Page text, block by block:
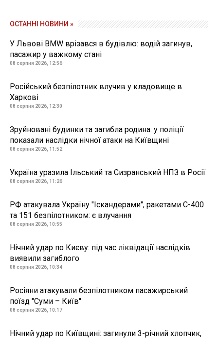
ОСТАННІ НОВИНИ »
У Львові BMW врізався в будівлю: водій загинув,
пасажир у важкому стані
08 серпня 2026, 12:56
Російський безпілотник влучив у кладовище в
Харкові
08 серпня 2026, 12:30
Зруйновані будинки та загибла родина: у поліції
показали наслідки нічної атаки на Київщині
08 серпня 2026, 11:52
Україна уразила Ільський та Сизранський НПЗ в Росії
08 серпня 2026, 11:26
РФ атакувала Україну "Іскандерами", ракетами С-400
та 151 безпілотником: є влучання
08 серпня 2026, 10:55
Нічний удар по Києву: під час ліквідації наслідків
виявили загиблого
08 серпня 2026, 10:34
Росіяни атакували безпілотником пасажирський
поїзд "Суми – Київ"
08 серпня 2026, 10:17
Нічний удар по Київщині: загинули 3-річний хлопчик,